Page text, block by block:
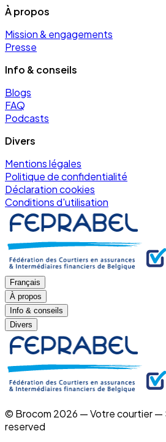
À propos
Mission & engagements
Presse
Info & conseils
Blogs
FAQ
Podcasts
Divers
Mentions légales
Politique de confidentialité
Déclaration cookies
Conditions d'utilisation
Français
À propos
Info & conseils
Divers
© Brocom 2026 — Votre courtier —
reserved